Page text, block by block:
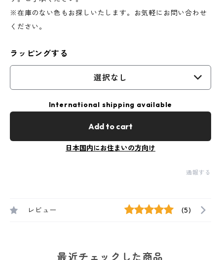
※在庫のない色もお探しいたします。お気軽にお問い合わせ
ください。
ラッピングする
選択なし
International shipping available
Add to cart
日本国内にお住まいの方向け
通報する
レビュー (5)
最近チェックした商品